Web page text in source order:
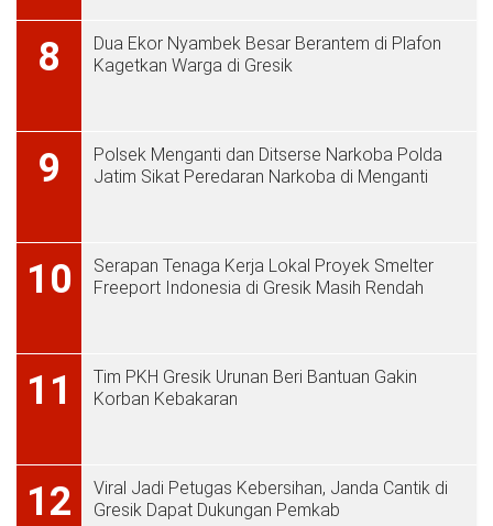
8
Dua Ekor Nyambek Besar Berantem di Plafon
Kagetkan Warga di Gresik
9
Polsek Menganti dan Ditserse Narkoba Polda
Jatim Sikat Peredaran Narkoba di Menganti
10
Serapan Tenaga Kerja Lokal Proyek Smelter
Freeport Indonesia di Gresik Masih Rendah
11
Tim PKH Gresik Urunan Beri Bantuan Gakin
Korban Kebakaran
12
Viral Jadi Petugas Kebersihan, Janda Cantik di
Gresik Dapat Dukungan Pemkab